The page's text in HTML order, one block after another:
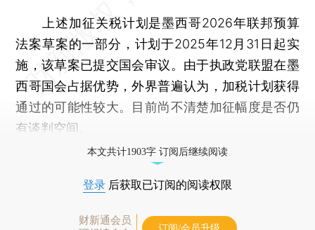
上述加征关税计划是墨西哥2026年联邦预算
法案草案的一部分，计划于2025年12月31日起实
施，该草案已提交国会审议。由于执政党联盟在墨
西哥国会占据优势，外界普遍认为，加税计划获得
通过的可能性较大。目前尚不清楚加征幅度是否仍
有谈判空间。
本文共计1903字 订阅后继续阅读
登录 后获取已订阅的阅读权限
财新通会员